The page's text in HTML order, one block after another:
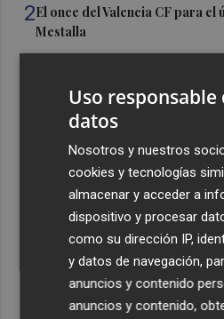
2El once del Valencia CF para
Mestalla
el día del eclipse
queremos ver en la Liga”
Ocho helicópteros, un avión y
movilizan en Moratalla por un
Uso responsable
datos
Nosotros y nuestros
cookies y tecnologías
almacenar y acceder a
dispositivo y procesar
como su dirección IP,
y datos de navegación,
anuncios y contenido
anuncios y contenido,